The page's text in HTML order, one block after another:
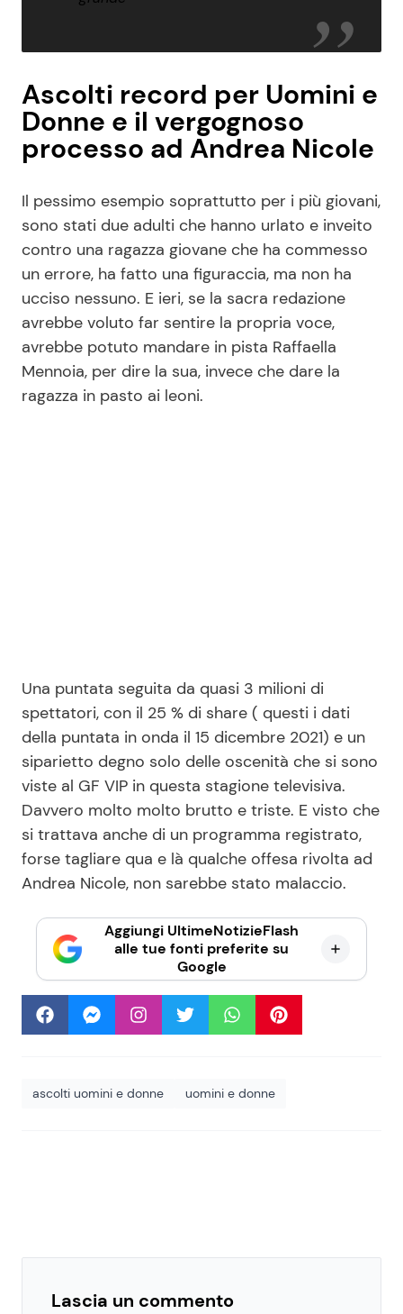
Ascolti record per Uomini e
Donne e il vergognoso
processo ad Andrea Nicole
Il pessimo esempio soprattutto per i più giovani,
sono stati due adulti che hanno urlato e inveito
contro una ragazza giovane che ha commesso
un errore, ha fatto una figuraccia, ma non ha
ucciso nessuno. E ieri, se la sacra redazione
avrebbe voluto far sentire la propria voce,
avrebbe potuto mandare in pista Raffaella
Mennoia, per dire la sua, invece che dare la
ragazza in pasto ai leoni.
Una puntata seguita da quasi 3 milioni di
spettatori, con il 25 % di share ( questi i dati
della puntata in onda il 15 dicembre 2021) e un
siparietto degno solo delle oscenità che si sono
viste al GF VIP in questa stagione televisiva.
Davvero molto molto brutto e triste. E visto che
si trattava anche di un programma registrato,
forse tagliare qua e là qualche offesa rivolta ad
Andrea Nicole, non sarebbe stato malaccio.
Aggiungi UltimeNotizieFlash
alle tue fonti preferite su
Google
ascolti uomini e donne uomini e donne
Lascia un commento